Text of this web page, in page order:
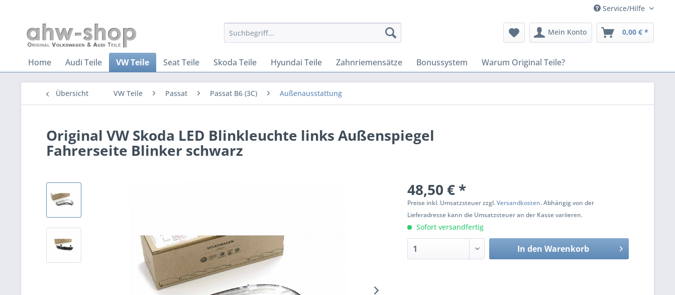
Service/Hilfe
Mein Konto 0,00 € *
Home Audi Teile VW Teile Seat Teile Skoda Teile Hyundai Teile Zahnriemensätze Bonussystem Warum Original Teile?
Übersicht VW Teile Passat Passat B6 (3C) Außenausstattung
Original VW Skoda LED Blinkleuchte links Außenspiegel
Fahrerseite Blinker schwarz
48,50 € *
Preise inkl. Umsatzsteuer zzgl.Versandkosten. Abhängig von der
Lieferadresse kann die Umsatzsteuer an der Kasse variieren.
Sofort versandfertig
In den Warenkorb